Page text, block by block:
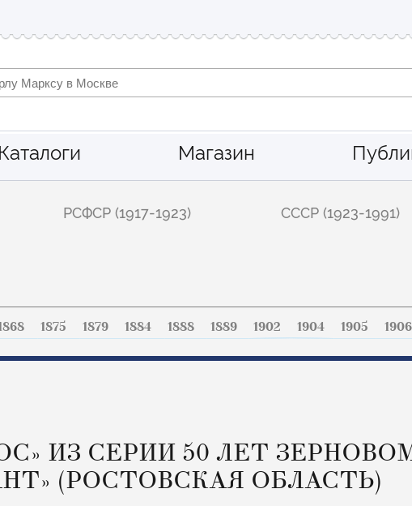
Каталоги Магазин
РСФСР (1917-1923) СССР (1923-1991)
1875 1879 1884 1888 1889 1902 1904 1905 1906
ИЗ СЕРИИ 50 ЛЕТ
(РОСТОВСКАЯ ОБЛАСТЬ)